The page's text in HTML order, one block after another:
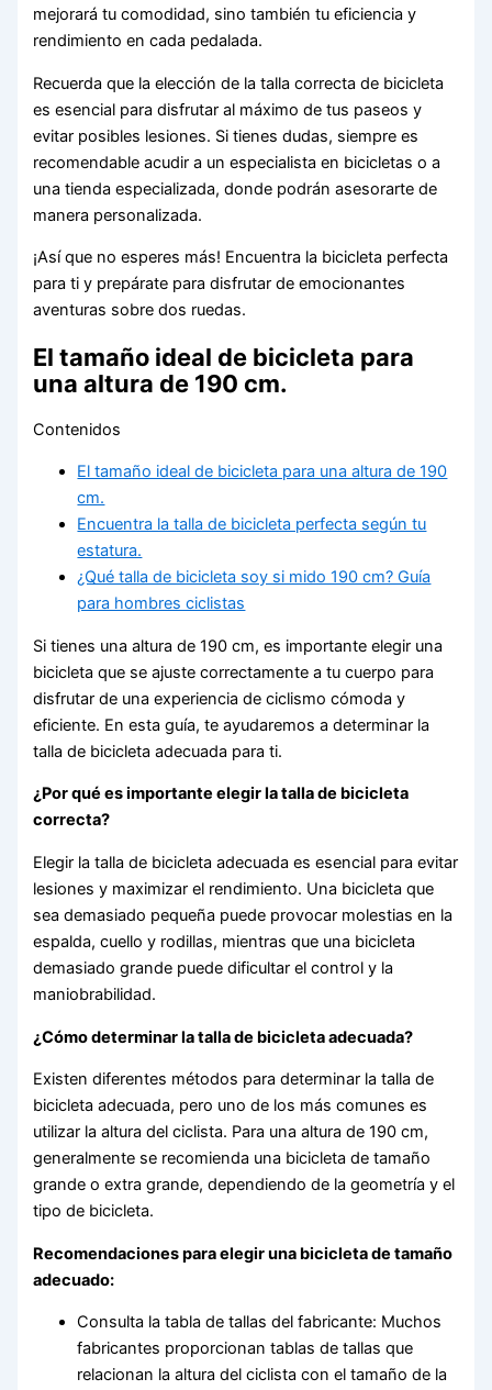
mejorará tu comodidad, sino también tu eficiencia y
rendimiento en cada pedalada.
Recuerda que la elección de la talla correcta de bicicleta
es esencial para disfrutar al máximo de tus paseos y
evitar posibles lesiones. Si tienes dudas, siempre es
recomendable acudir a un especialista en bicicletas o a
una tienda especializada, donde podrán asesorarte de
manera personalizada.
¡Así que no esperes más! Encuentra la bicicleta perfecta
para ti y prepárate para disfrutar de emocionantes
aventuras sobre dos ruedas.
El tamaño ideal de bicicleta para
una altura de 190 cm.
Contenidos
El tamaño ideal de bicicleta para una altura de 190
cm.
Encuentra la talla de bicicleta perfecta según tu
estatura.
¿Qué talla de bicicleta soy si mido 190 cm? Guía
para hombres ciclistas
Si tienes una altura de 190 cm, es importante elegir una
bicicleta que se ajuste correctamente a tu cuerpo para
disfrutar de una experiencia de ciclismo cómoda y
eficiente. En esta guía, te ayudaremos a determinar la
talla de bicicleta adecuada para ti.
¿Por qué es importante elegir la talla de bicicleta
correcta?
Elegir la talla de bicicleta adecuada es esencial para evitar
lesiones y maximizar el rendimiento. Una bicicleta que
sea demasiado pequeña puede provocar molestias en la
espalda, cuello y rodillas, mientras que una bicicleta
demasiado grande puede dificultar el control y la
maniobrabilidad.
¿Cómo determinar la talla de bicicleta adecuada?
Existen diferentes métodos para determinar la talla de
bicicleta adecuada, pero uno de los más comunes es
utilizar la altura del ciclista. Para una altura de 190 cm,
generalmente se recomienda una bicicleta de tamaño
grande o extra grande, dependiendo de la geometría y el
tipo de bicicleta.
Recomendaciones para elegir una bicicleta de tamaño
adecuado:
Consulta la tabla de tallas del fabricante: Muchos
fabricantes proporcionan tablas de tallas que
relacionan la altura del ciclista con el tamaño de la